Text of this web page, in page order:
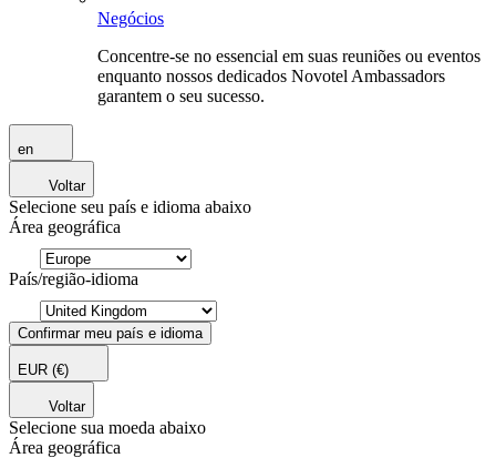
Negócios
Concentre-se no essencial em suas reuniões ou eventos
enquanto nossos dedicados Novotel Ambassadors
garantem o seu sucesso.
en
Voltar
Selecione seu país e idioma abaixo
Área geográfica
País/região-idioma
Confirmar meu país e idioma
EUR (€)
Voltar
Selecione sua moeda abaixo
Área geográfica